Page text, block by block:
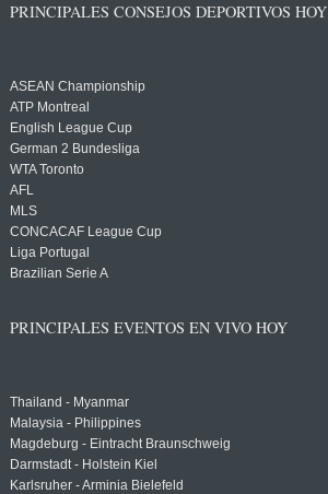
PRINCIPALES CONSEJOS DEPORTIVOS HOY
ASEAN Championship
ATP Montreal
English League Cup
German 2 Bundesliga
WTA Toronto
AFL
MLS
CONCACAF League Cup
Liga Portugal
Brazilian Serie A
PRINCIPALES EVENTOS EN VIVO HOY
Thailand - Myanmar
Malaysia - Philippines
Magdeburg - Eintracht Braunschweig
Darmstadt - Holstein Kiel
Karlsruher - Arminia Bielefeld